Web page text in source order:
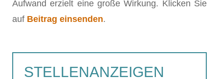
Aufwand erzielt eine große Wirkung. Klicken Sie
auf Beitrag einsenden.
STELLENANZEIGEN